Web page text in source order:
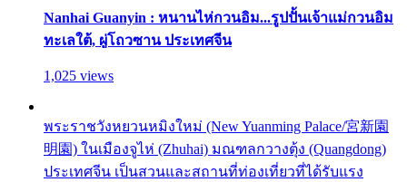
Nanhai Guanyin : หนานไห่กวนอิม...รูปปั้นเจ้าแม่กวนอิม
ทะเลใต้, ผู่โถวซาน ประเทศจีน
1,025 views
พระราชวังหยวนหมิงใหม่ (New Yuanming Palace/宮新園
明園) ในเมืองจูไห่ (Zhuhai) มณฑลกวางตุ้ง (Quangdong)
ประเทศจีน เป็นสวนและสถานที่ท่องเที่ยวที่ได้รับแรง